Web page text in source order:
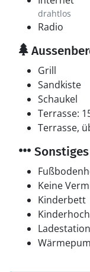
drahtlos
Radio
Grill
Sandkiste
Schaukel
Terrasse:
Terrasse,
Sonstiges
Keine
Kinderbett